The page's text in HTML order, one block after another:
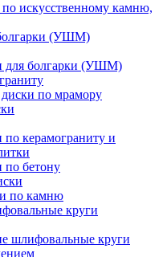
искусственному камню,
(УШМ)
для болгарки (УШМ)
диски по мрамору
керамограниту и
по бетону
по камню
круги
шлифовальные круги